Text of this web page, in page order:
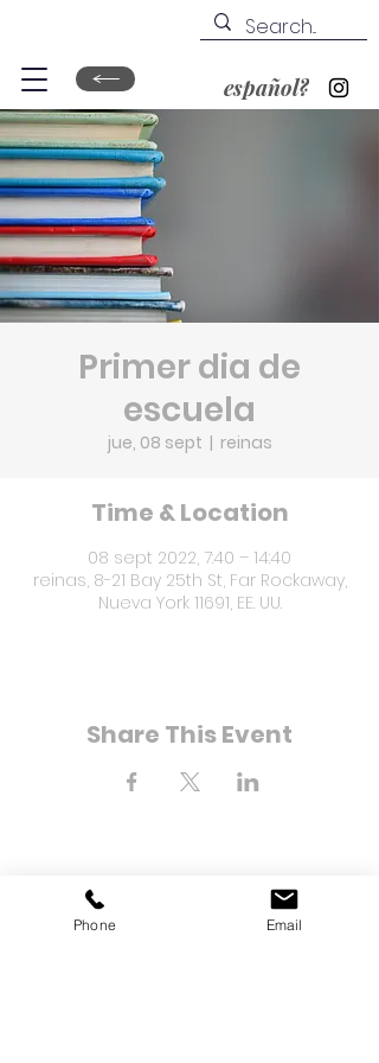
español?
Primer dia de
escuela
jue, 08 sept
  |
reinas
Time & Location
08 sept 2022, 7:40 – 14:40
reinas, 8-21 Bay 25th St, Far Rockaway,
Nueva York 11691, EE. UU.
Share This Event
Phone Email